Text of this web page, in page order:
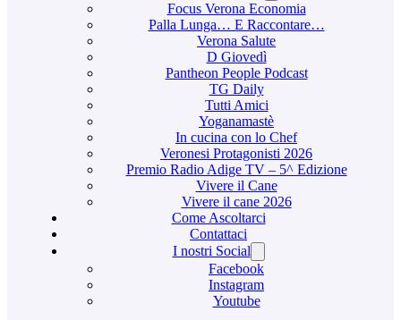
Focus Verona Economia
Palla Lunga… E Raccontare…
Verona Salute
D Giovedì
Pantheon People Podcast
TG Daily
Tutti Amici
Yoganamastè
In cucina con lo Chef
Veronesi Protagonisti 2026
Premio Radio Adige TV – 5^ Edizione
Vivere il Cane
Vivere il cane 2026
Come Ascoltarci
Contattaci
I nostri Social
Facebook
Instagram
Youtube